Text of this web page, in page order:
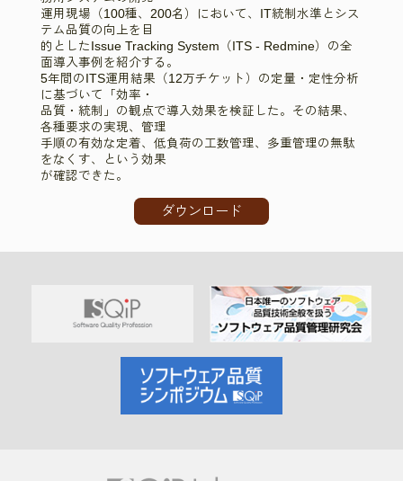
運用現場（100種、200名）において、IT統制水準とシス
テム品質の向上を目
的としたIssue Tracking System（ITS - Redmine）の全
面導入事例を紹介する。
5年間のITS運用結果（12万チケット）の定量・定性分析
に基づいて「効率・
品質・統制」の観点で導入効果を検証した。その結果、
各種要求の実現、管理
手順の有効な定着、低負荷の工数管理、多重管理の無駄
をなくす、という効果
が確認できた。
ダウンロード